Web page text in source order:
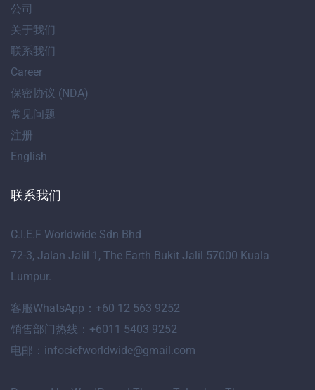
公司
关于我们
联系我们
Career
保密协议 (NDA)
常见问题
注册
English
联系我们
C.I.E.F Worldwide Sdn Bhd
72-3, Jalan Jalil 1, The Earth Bukit Jalil 57000 Kuala
Lumpur.
客服WhatsApp：+60 12 563 9252
销售部门热线：+6011 5403 9252
电邮：infociefworldwide@gmail.com